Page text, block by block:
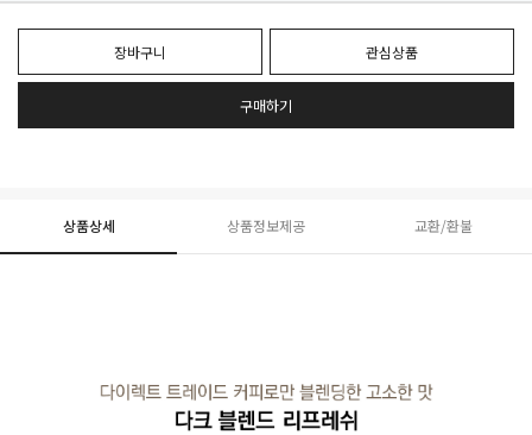
장바구니 관심상품
구매하기
상품상세 상품정보제공 교환/환불